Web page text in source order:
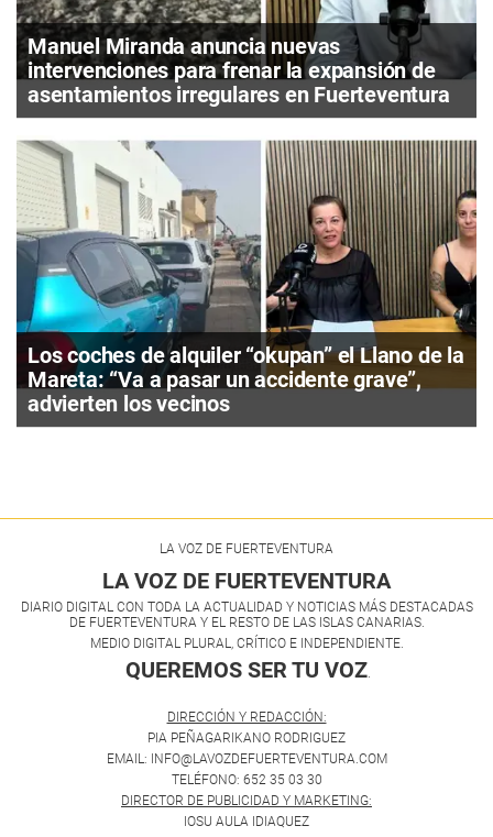
Manuel Miranda anuncia nuevas
intervenciones para frenar la expansión de
asentamientos irregulares en Fuerteventura
Los coches de alquiler “okupan” el Llano de la
Mareta: “Va a pasar un accidente grave”,
advierten los vecinos
LA VOZ DE FUERTEVENTURA
LA VOZ DE FUERTEVENTURA
DIARIO DIGITAL CON TODA LA ACTUALIDAD Y NOTICIAS MÁS DESTACADAS
DE FUERTEVENTURA Y EL RESTO DE LAS ISLAS CANARIAS.
MEDIO DIGITAL PLURAL, CRÍTICO E INDEPENDIENTE.
QUEREMOS SER TU VOZ.
DIRECCIÓN Y REDACCIÓN:
PIA PEÑAGARIKANO RODRIGUEZ
EMAIL: INFO@LAVOZDEFUERTEVENTURA.COM
TELÉFONO: 652 35 03 30
DIRECTOR DE PUBLICIDAD Y MARKETING:
IOSU AULA IDIAQUEZ